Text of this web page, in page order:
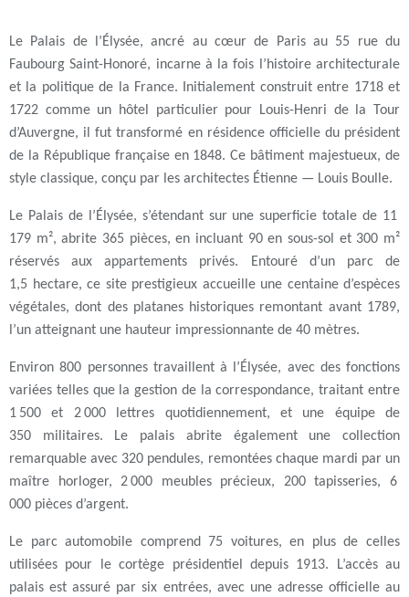
Le Palais de l’Élysée, ancré au cœur de Paris au 55 rue du
Faubourg Saint-Honoré, incarne à la fois l’histoire architecturale
et la politique de la France. Initialement construit entre 1718 et
1722 comme un hôtel particulier pour Louis-Henri de la Tour
d’Auvergne, il fut transformé en résidence officielle du président
de la République française en 1848. Ce bâtiment majestueux, de
style classique, conçu par les architectes Étienne — Louis Boulle.
Le Palais de l’Élysée, s’étendant sur une superficie totale de 11
179 m², abrite 365 pièces, en incluant 90 en sous-sol et 300 m²
réservés aux appartements privés. Entouré d’un parc de
1,5 hectare, ce site prestigieux accueille une centaine d’espèces
végétales, dont des platanes historiques remontant avant 1789,
l’un atteignant une hauteur impressionnante de 40 mètres.
Environ 800 personnes travaillent à l’Élysée, avec des fonctions
variées telles que la gestion de la correspondance, traitant entre
1 500 et 2 000 lettres quotidiennement, et une équipe de
350 militaires. Le palais abrite également une collection
remarquable avec 320 pendules, remontées chaque mardi par un
maître horloger, 2 000 meubles précieux, 200 tapisseries, 6
000 pièces d’argent.
Le parc automobile comprend 75 voitures, en plus de celles
utilisées pour le cortège présidentiel depuis 1913. L’accès au
palais est assuré par six entrées, avec une adresse officielle au